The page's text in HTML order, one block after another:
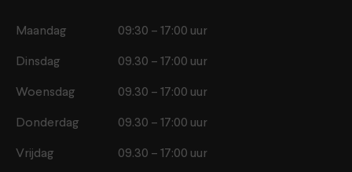
Maandag 09:30 – 17:00 uur
Dinsdag 09.30 – 17:00 uur
Woensdag 09.30 – 17:00 uur
Donderdag 09.30 – 17:00 uur
Vrijdag 09.30 – 17:00 uur